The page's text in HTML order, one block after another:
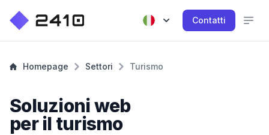
Contatti
Homepage Settori Turismo
Soluzioni web
per il turismo